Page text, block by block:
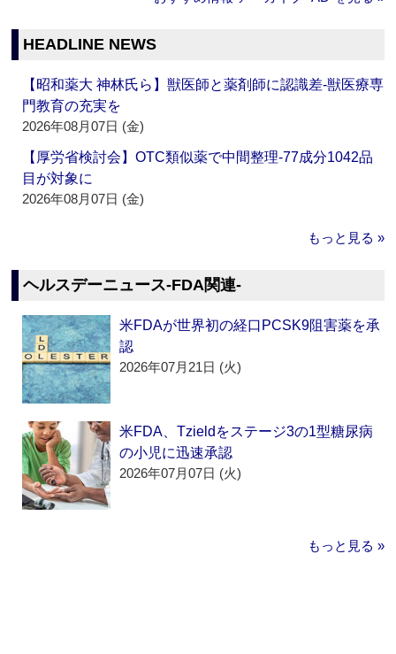
HEADLINE NEWS
【昭和薬大 神林氏ら】獣医師と薬剤師に認識差‐獣医療専
門教育の充実を
2026年08月07日 (金)
【厚労省検討会】OTC類似薬で中間整理‐77成分1042品
目が対象に
2026年08月07日 (金)
もっと見る »
ヘルスデーニュース‐FDA関連‐
米FDAが世界初の経口PCSK9阻害薬を承
認
2026年07月21日 (火)
米FDA、Tzieldをステージ3の1型糖尿病
の小児に迅速承認
2026年07月07日 (火)
もっと見る »